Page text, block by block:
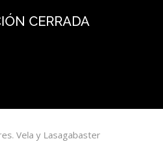
CERRADA
Vela y Lasagabaster